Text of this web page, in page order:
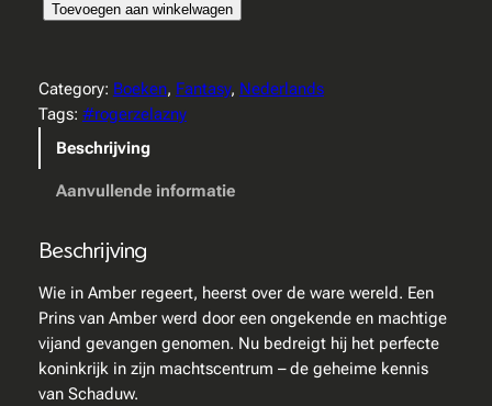
e
r
n
y
–
H
e
t
Toevoegen aan winkelwagen
Category: Boeken, Fantasy, Nederlands
Tags: #rogerzelazny
Beschrijving
Aanvullende informatie
Beschrijving
Wie in Amber regeert, heerst over de ware wereld. Een
Prins van Amber werd door een ongekende en machtige
vijand gevangen genomen. Nu bedreigt hij het perfecte
koninkrijk in zijn machtscentrum – de geheime kennis
van Schaduw.